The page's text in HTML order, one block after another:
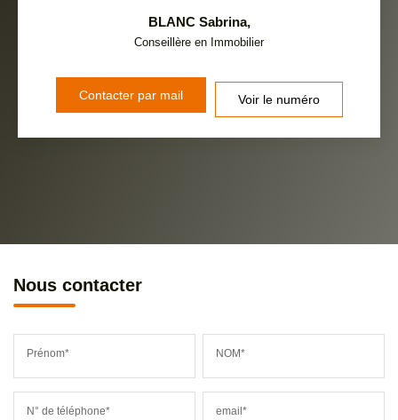
BLANC Sabrina,
Conseillère en Immobilier
Contacter par mail Voir le numéro
Nous contacter
Prénom* NOM*
N° de téléphone* email*